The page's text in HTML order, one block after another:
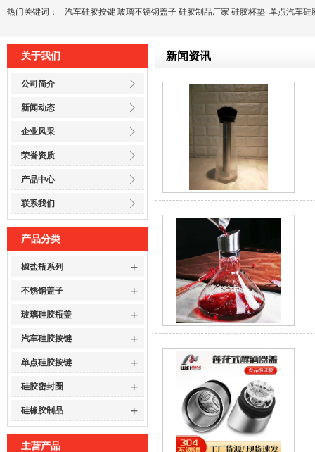
热门关键词： 汽车硅胶按键 玻璃不锈钢盖子 硅胶制品厂家 硅胶杯垫 单点汽车硅
关于我们
公司简介
新闻动态
企业风采
荣誉资质
产品中心
联系我们
产品分类
椒盐瓶系列 +
不锈钢盖子 +
玻璃硅胶瓶盖 +
汽车硅胶按键 +
单点硅胶按键 +
硅胶密封圈 +
硅橡胶制品 +
主营产品
新闻资讯